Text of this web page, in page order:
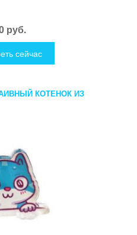
руб.
сейчас
КОТЕНОК ИЗ